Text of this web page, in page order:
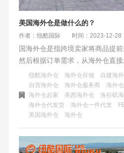
美国海外仓是做什么的？
作者：纽酷国际 时间：2023-12-28
国海外仓是指跨境卖家将商品提
然后根据订单需求，从海外仓直接
从而缩短物流时效，降低物流成
国海外仓是一种新的物流模式，
好处，提高卖家的竞争力和盈利
信赖的跨境物流合作伙伴，为卖
务，欢迎咨询和合作。
纽酷海外仓 海外仓存储 自建海
自营海外仓
海外仓服务商 海外
海外仓起家
美西海外仓 洛杉矶
海外仓代发货
海外仓一件代发
美国海外仓
海外仓